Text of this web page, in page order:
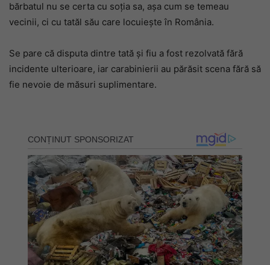
bărbatul nu se certa cu soția sa, așa cum se temeau
vecinii, ci cu tatăl său care locuiește în România.
Se pare că disputa dintre tată și fiu a fost rezolvată fără
incidente ulterioare, iar carabinierii au părăsit scena fără să
fie nevoie de măsuri suplimentare.